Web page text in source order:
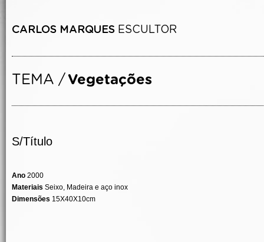
S/Título
Ano 2000
Materiais Seixo, Madeira e aço inox
Dimensões 15X40X10cm